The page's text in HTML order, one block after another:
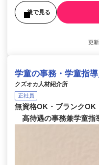
後で見る
更
学童の事務・学童指
クズオカ人材紹介所
正社員
無資格OK・ブランクOK
高待遇の事務兼学童指